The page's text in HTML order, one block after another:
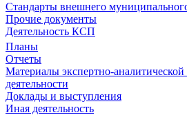
Стандарты внешнего
Прочие документы
Деятельность КСП
Планы
Отчеты
Материалы экспертно-
деятельности
Доклады и выступления
Иная деятельность